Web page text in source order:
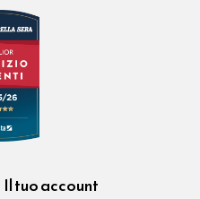
Il tuo account